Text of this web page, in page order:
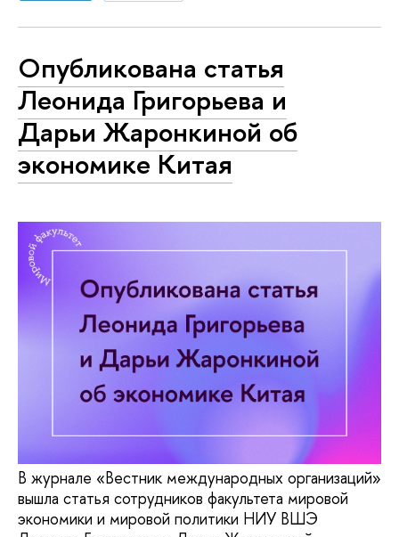
Опубликована статья
Леонида Григорьева и
Дарьи Жаронкиной об
экономике Китая
В журнале «Вестник международных организаций»
вышла статья сотрудников факультета мировой
экономики и мировой политики НИУ ВШЭ